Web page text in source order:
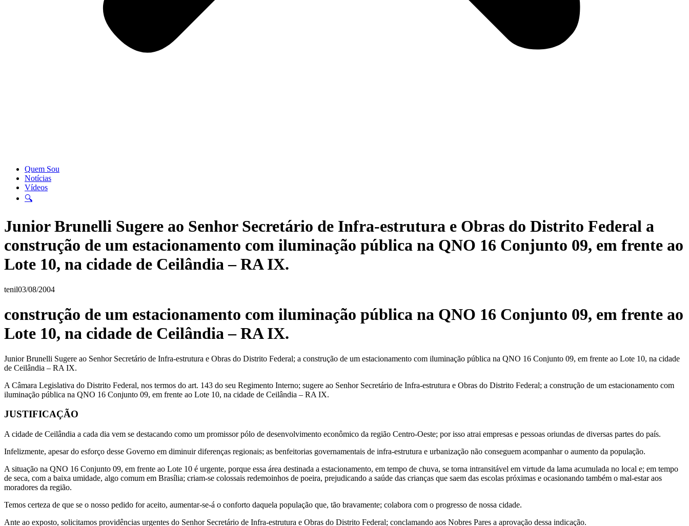
Quem Sou
Notícias
Vídeos
🔍
Junior Brunelli Sugere ao Senhor Secretário de Infra-estrutura e Obras do Distrito Federal a
construção de um estacionamento com iluminação pública na QNO 16 Conjunto 09, em frente ao
Lote 10, na cidade de Ceilândia – RA IX.
tenil03/08/2004
construção de um estacionamento com iluminação pública na QNO 16 Conjunto 09, em frente ao
Lote 10, na cidade de Ceilândia – RA IX.
Junior Brunelli Sugere ao Senhor Secretário de Infra-estrutura e Obras do Distrito Federal; a construção de um estacionamento com iluminação pública na QNO 16 Conjunto 09, em frente ao Lote 10, na cidade
de Ceilândia – RA IX.
A Câmara Legislativa do Distrito Federal, nos termos do art. 143 do seu Regimento Interno; sugere ao Senhor Secretário de Infra-estrutura e Obras do Distrito Federal; a construção de um estacionamento com
iluminação pública na QNO 16 Conjunto 09, em frente ao Lote 10, na cidade de Ceilândia – RA IX.
JUSTIFICAÇÃO
A cidade de Ceilândia a cada dia vem se destacando como um promissor pólo de desenvolvimento econômico da região Centro-Oeste; por isso atrai empresas e pessoas oriundas de diversas partes do país.
Infelizmente, apesar do esforço desse Governo em diminuir diferenças regionais; as benfeitorias governamentais de infra-estrutura e urbanização não conseguem acompanhar o aumento da população.
A situação na QNO 16 Conjunto 09, em frente ao Lote 10 é urgente, porque essa área destinada a estacionamento, em tempo de chuva, se torna intransitável em virtude da lama acumulada no local e; em tempo
de seca, com a baixa umidade, algo comum em Brasília; criam-se colossais redemoinhos de poeira, prejudicando a saúde das crianças que saem das escolas próximas e ocasionando também o mal-estar aos
moradores da região.
Temos certeza de que se o nosso pedido for aceito, aumentar-se-á o conforto daquela população que, tão bravamente; colabora com o progresso de nossa cidade.
Ante ao exposto, solicitamos providências urgentes do Senhor Secretário de Infra-estrutura e Obras do Distrito Federal; conclamando aos Nobres Pares a aprovação dessa indicação.